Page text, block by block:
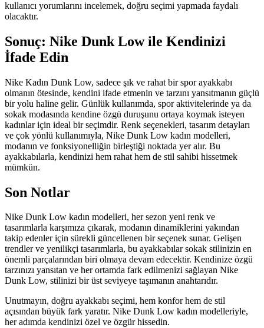
kullanıcı yorumlarını incelemek, doğru seçimi yapmada faydalı
olacaktır.
Sonuç: Nike Dunk Low ile Kendinizi
İfade Edin
Nike Kadın Dunk Low, sadece şık ve rahat bir spor ayakkabı
olmanın ötesinde, kendini ifade etmenin ve tarzını yansıtmanın güçlü
bir yolu haline gelir. Günlük kullanımda, spor aktivitelerinde ya da
sokak modasında kendine özgü duruşunu ortaya koymak isteyen
kadınlar için ideal bir seçimdir. Renk seçenekleri, tasarım detayları
ve çok yönlü kullanımıyla, Nike Dunk Low kadın modelleri,
modanın ve fonksiyonelliğin birleştiği noktada yer alır. Bu
ayakkabılarla, kendinizi hem rahat hem de stil sahibi hissetmek
mümkün.
Son Notlar
Nike Dunk Low kadın modelleri, her sezon yeni renk ve
tasarımlarla karşımıza çıkarak, modanın dinamiklerini yakından
takip edenler için sürekli güncellenen bir seçenek sunar. Gelişen
trendler ve yenilikçi tasarımlarla, bu ayakkabılar sokak stilinizin en
önemli parçalarından biri olmaya devam edecektir. Kendinize özgü
tarzınızı yansıtan ve her ortamda fark edilmenizi sağlayan Nike
Dunk Low, stilinizi bir üst seviyeye taşımanın anahtarıdır.
Unutmayın, doğru ayakkabı seçimi, hem konfor hem de stil
açısından büyük fark yaratır. Nike Dunk Low kadın modelleriyle,
her adımda kendinizi özel ve özgür hissedin.